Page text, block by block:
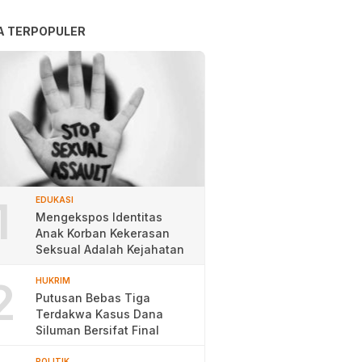
TERPOPULER
EDUKASI
Mengekspos Identitas
Anak Korban Kekerasan
Seksual Adalah Kejahatan
HUKRIM
Putusan Bebas Tiga
Terdakwa Kasus Dana
Siluman Bersifat Final